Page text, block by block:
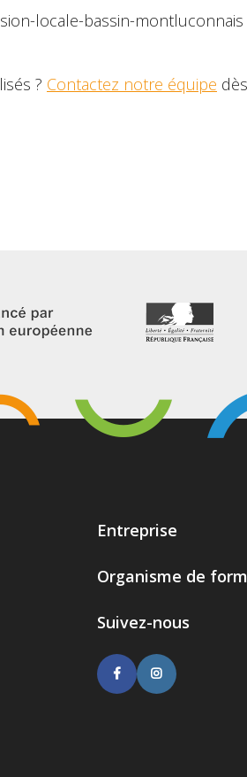
locale-bassin-montluconnais
? Contactez notre équipe
Entreprise
Organisme de
Suivez-nous